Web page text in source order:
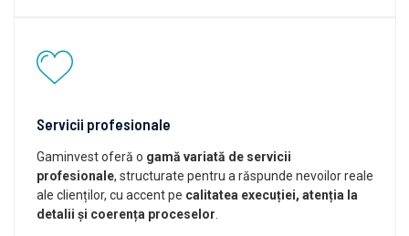
Servicii profesionale
Gaminvest oferă o gamă variată de servicii
profesionale, structurate pentru a răspunde nevoilor reale
ale clienților, cu accent pe calitatea execuției, atenția la
detalii și coerența proceselor